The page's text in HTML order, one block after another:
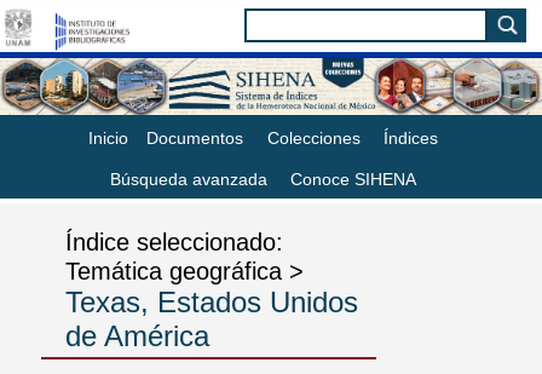
Inicio Documentos Colecciones Índices
Búsqueda avanzada Conoce SIHENA
Índice seleccionado:
Temática geográfica >
Texas, Estados Unidos
de América